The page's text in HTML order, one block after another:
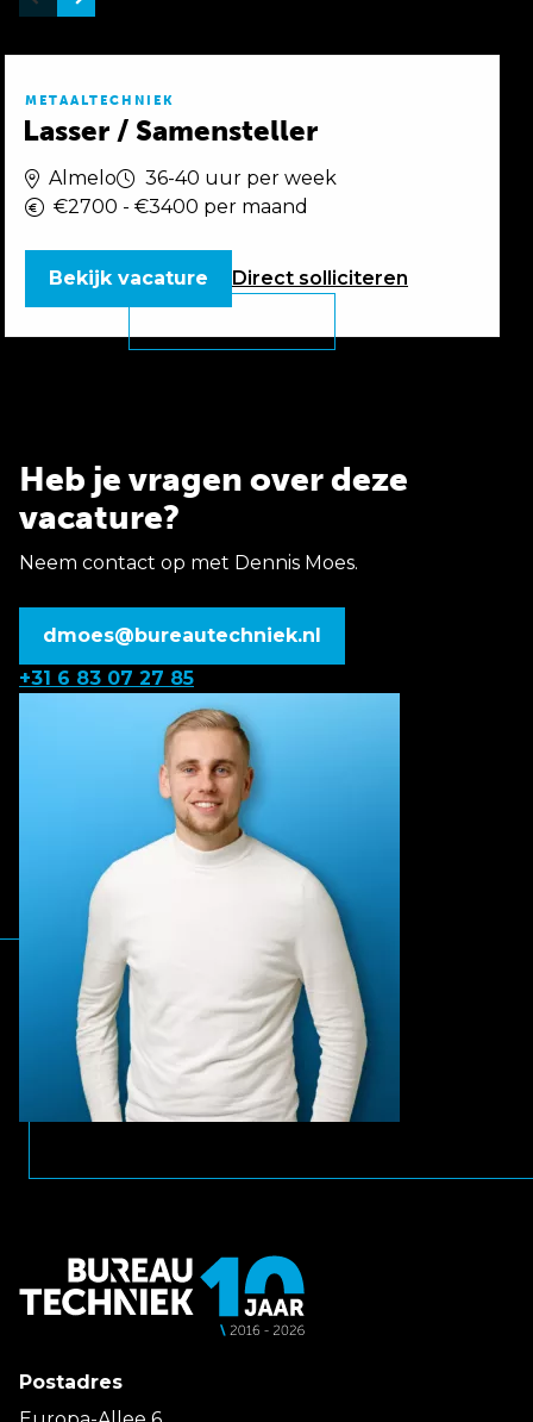
METAALTECHNIEK
Lasser / Samensteller
Almelo
36-40 uur per week
€2700 - €3400 per maand
Direct solliciteren
Bekijk vacature
Heb je vragen over deze
vacature?
Neem contact op met Dennis Moes.
dmoes@bureautechniek.nl
+31 6 83 07 27 85
Postadres